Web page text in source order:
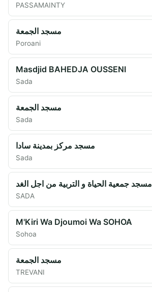
PASSAMAINTY
مسجد الجمعة
Poroani
Masdjid BAHEDJA OUSSENI
Sada
مسجد الجمعة
Sada
مسجد مركز بمدينة سادا
Sada
مسجد جمعية الحياة و التربية من اجل الغد
SADA
M'Kiri Wa Djoumoi Wa SOHOA
Sohoa
مسجد الجمعة
TREVANI